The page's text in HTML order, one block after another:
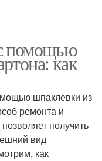
помощью
как
шпаклевки из
ремонта и
получить
вид
как